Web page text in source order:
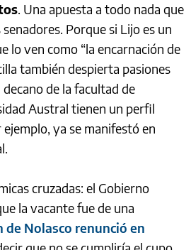
. Una apuesta a todo nada que
Porque si Lijo es un
lo ven como “la encarnación de
también despierta pasiones
de la facultad de
Austral tienen un perfil
ya se manifestó en
cruzadas: el Gobierno
la vacante fue de una
de Nolasco renunció en